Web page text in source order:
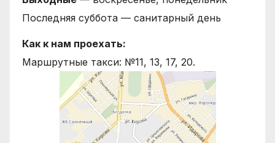
Последняя суббота — санитарный день
Как к нам проехать:
Маршрутные такси: №11, 13, 17, 20.